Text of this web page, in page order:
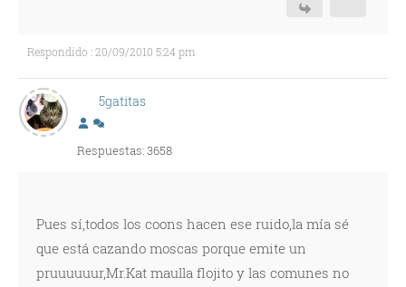
Respondido : 20/09/2010 5:24 pm
5gatitas
Respuestas: 3658
Pues sí,todos los coons hacen ese ruido,la mía sé
que está cazando moscas porque emite un
pruuuuuur,Mr.Kat maulla flojito y las comunes no